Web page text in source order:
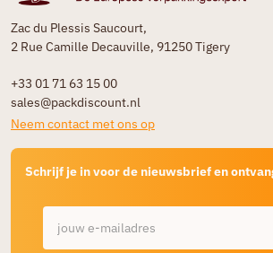
Zac du Plessis Saucourt,
2 Rue Camille Decauville, 91250 Tigery
+33 01 71 63 15 00
sales@packdiscount.nl
Neem contact met ons op
Schrijf je in voor de nieuwsbrief en